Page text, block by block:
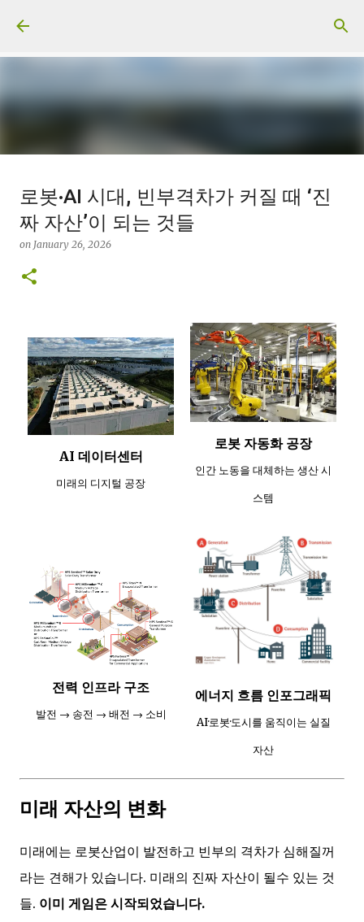
일산화탄소에 노출되도 사람은 고통
을 모르나
onJune 29, 2026
로봇·AI 시대, 빈부격차가 커질 때 ‘진
짜 자산’이 되는 것들
on January 26, 2026
AI 데이터센터
미래의 디지털 공장
로봇 자동화 공장
인간 노동을 대체하는 생산 시
스템
전력 인프라 구조
발전 → 송전 → 배전 → 소비
에너지 흐름 인포그래픽
AI·로봇·도시를 움직이는 실질
자산
미래 자산의 변화
미래에는 로봇산업이 발전하고 빈부의 격차가 심해질꺼
라는 견해가 있습니다. 미래의 진짜 자산이 될수 있는 것
들. 이미 게임은 시작되었습니다.